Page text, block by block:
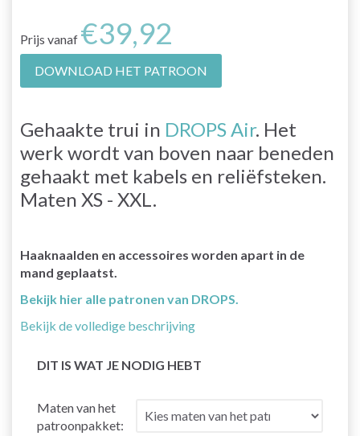
Prijs vanaf €39,92
DOWNLOAD HET PATROON
Gehaakte trui in DROPS Air. Het
werk wordt van boven naar beneden
gehaakt met kabels en reliëfsteken.
Maten XS - XXL.
Haaknaalden en accessoires worden apart in de
mand geplaatst.
Bekijk hier alle patronen van DROPS.
Bekijk de volledige beschrijving
DIT IS WAT JE NODIG HEBT
Maten van het
patroonpakket: